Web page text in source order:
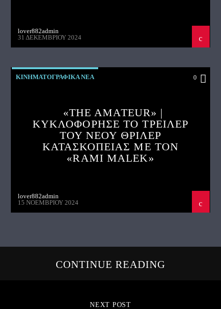
lover882admin
31 ΔΕΚΕΜΒΡΊΟΥ 2024
ΚΙΝΗΜΑΤΟΓΡΑΦΙΚΑ ΝΕΑ 0
«THE AMATEUR» |
ΚΥΚΛΟΦΟΡΗΣΕ ΤΟ ΤΡΕΙΛΕΡ
ΤΟΥ ΝΕΟΥ ΘΡΙΛΕΡ
ΚΑΤΑΣΚΟΠΕΙΑΣ ΜΕ ΤΟΝ
«RAMI MALEK»
lover882admin
15 ΝΟΕΜΒΡΊΟΥ 2024
CONTINUE READING
NEXT POST